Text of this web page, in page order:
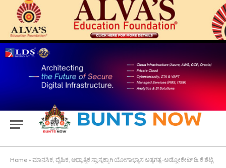
Home » ಮಾನಸಿಕ, ದೈಹಿಕ, ಆಧ್ಯಾತ್ಮಿಕ ಸ್ವಾಸ್ತ್ಯಕ್ಕಾಗಿ ಯೋಗಾಭ್ಯಾಸ ಅತ್ಯಗತ್ಯ -ಅಡ್ವೋಕೇಟ್ ಡಿ.ಕೆ ಶೆಟ್ಟಿ